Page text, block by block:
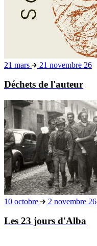
21 mars 21 novembre 26
Déchets de l'auteur
10 octobre 2 novembre 26
Les 23 jours d'Alba